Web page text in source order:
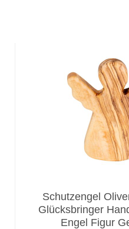
Schutzengel
Glücksbringer
Engel Figur